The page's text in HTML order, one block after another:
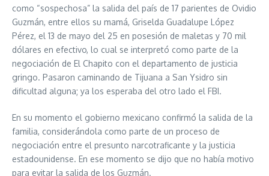
como “sospechosa” la salida del país de 17 parientes de Ovidio
Guzmán, entre ellos su mamá, Griselda Guadalupe López
Pérez, el 13 de mayo del 25 en posesión de maletas y 70 mil
dólares en efectivo, lo cual se interpretó como parte de la
negociación de El Chapito con el departamento de justicia
gringo. Pasaron caminando de Tijuana a San Ysidro sin
dificultad alguna; ya los esperaba del otro lado el FBI.
En su momento el gobierno mexicano confirmó la salida de la
familia, considerándola como parte de un proceso de
negociación entre el presunto narcotraficante y la justicia
estadounidense. En ese momento se dijo que no había motivo
para evitar la salida de los Guzmán.